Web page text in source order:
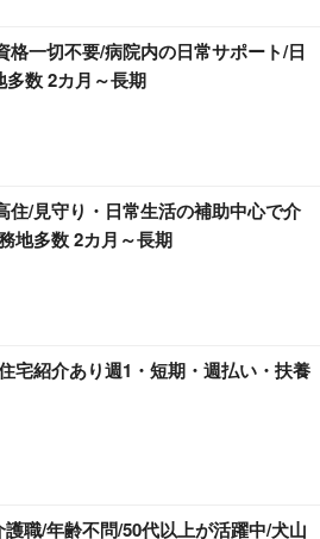
格一切不要/病院内の日常サポート/日
数 2カ月～長期
住/見守り・日常生活の補助中心で介
地多数 2カ月～長期
宅紹介あり週1・短期・週払い・扶養
職/年齢不問/50代以上が活躍中/犬山